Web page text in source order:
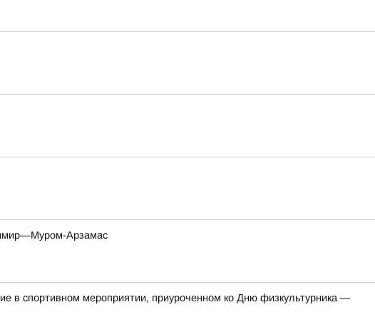
Арзамас
в спортивном мероприятии, приуроченном ко Дню физкультурника —